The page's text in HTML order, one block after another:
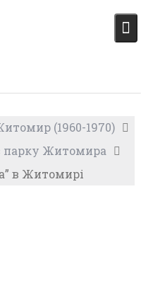
(1960-1970)
парку Житомира
в Житомирі